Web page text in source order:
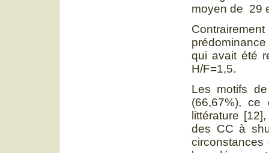
moyen de 29
qui avait été
H/F=1,5.
Les motifs
(66,67%),
littérature
des CC à